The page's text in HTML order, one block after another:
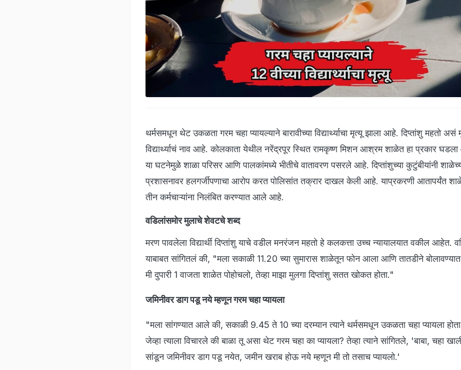
थर्मसमधून थेट उकळता गरम चहा प्यायल्याने बारावीच्या विद्यार्थ्याचा मृत्यू झाला आहे. दिप्तांशु महतो असं
विद्यार्थ्याचं नाव आहे. कोलकाता येथील नरेंद्रपूर स्थित रामकृष्ण मिशन आश्रम शाळेत हा प्रकार
या घटनेमुळे शाळा परिसर आणि पालकांमध्ये भीतीचे वातावरण पसरले आहे. दिप्तांशुच्या कुटुंबीयांनी
प्रशासनावर हलगर्जीपणाचा आरोप करत पोलिसांत तक्रार दाखल केली आहे. याप्रकरणी आतापर्यंत
तीन कर्मचाऱ्यांना निलंबित करण्यात आले आहे.
वडिलांसमोर मुलाचे शेवटचे शब्द
मरण पावलेला विद्यार्थी दिप्तांशु याचे वडील मनरंजन महतो हे कलकत्ता उच्च न्यायालयात वकील आहेत.
याबाबत सांगितलं की, "मला सकाळी 11.20 च्या सुमारास शाळेतून फोन आला आणि तातडीने
मी दुपारी 1 वाजता शाळेत पोहोचलो, तेव्हा माझा मुलगा दिप्तांशु सतत खोकत होता."
जमिनीवर डाग पडू नये म्हणून गरम चहा प्यायला
"मला सांगण्यात आले की, सकाळी 9.45 ते 10 च्या दरम्यान त्याने थर्मसमधून उकळता चहा प्यायला
जेव्हा त्याला विचारले की बाळा तू असा थेट गरम चहा का प्यायला? तेव्हा त्याने सांगितले, 'बाबा, चहा
सांडून जमिनीवर डाग पडू नयेत, जमीन खराब होऊ नये म्हणून मी तो तसाच प्यायलो.'